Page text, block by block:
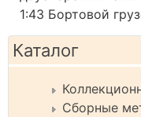
1:43 Бортовой
Каталог
Сборные